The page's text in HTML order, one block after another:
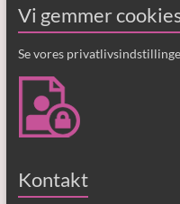
Vi gemmer
Se vores
Kontakt